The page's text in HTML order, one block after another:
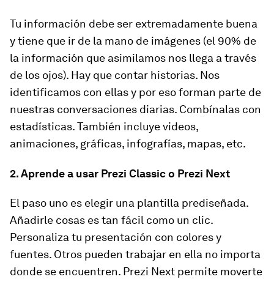
Tu información debe ser extremadamente buena
y tiene que ir de la mano de imágenes (el 90% de
la información que asimilamos nos llega a través
de los ojos). Hay que contar historias. Nos
identificamos con ellas y por eso forman parte de
nuestras conversaciones diarias. Combínalas con
estadísticas. También incluye videos,
animaciones, gráficas, infografías, mapas, etc.
2. Aprende a usar Prezi Classic o Prezi Next
El paso uno es elegir una plantilla prediseñada.
Añadirle cosas es tan fácil como un clic.
Personaliza tu presentación con colores y
fuentes. Otros pueden trabajar en ella no importa
donde se encuentren. Prezi Next permite moverte